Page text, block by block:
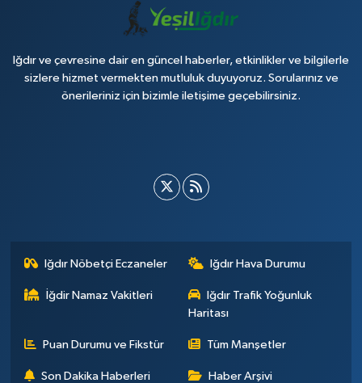
Iğdır ve çevresine dair en güncel haberler, etkinlikler ve bilgilerle
sizlere hizmet vermekten mutluluk duyuyoruz. Sorularınız ve
önerileriniz için bizimle iletişime geçebilirsiniz.
Iğdır Nöbetçi Eczaneler Iğdır Hava Durumu
İğdir Namaz Vakitleri
Iğdır Trafik Yoğunluk
Haritası
Puan Durumu ve Fikstür Tüm Manşetler
Son Dakika Haberleri Haber Arşivi